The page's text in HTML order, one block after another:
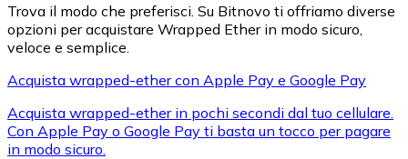
XRP
Trova il modo che preferisci. Su Bitnovo ti offriamo diverse
opzioni per acquistare Wrapped Ether in modo sicuro,
veloce e semplice.
Acquista wrapped-ether con Apple Pay e Google Pay
Acquista wrapped-ether in pochi secondi dal tuo cellulare.
Con Apple Pay o Google Pay ti basta un tocco per pagare
in modo sicuro.